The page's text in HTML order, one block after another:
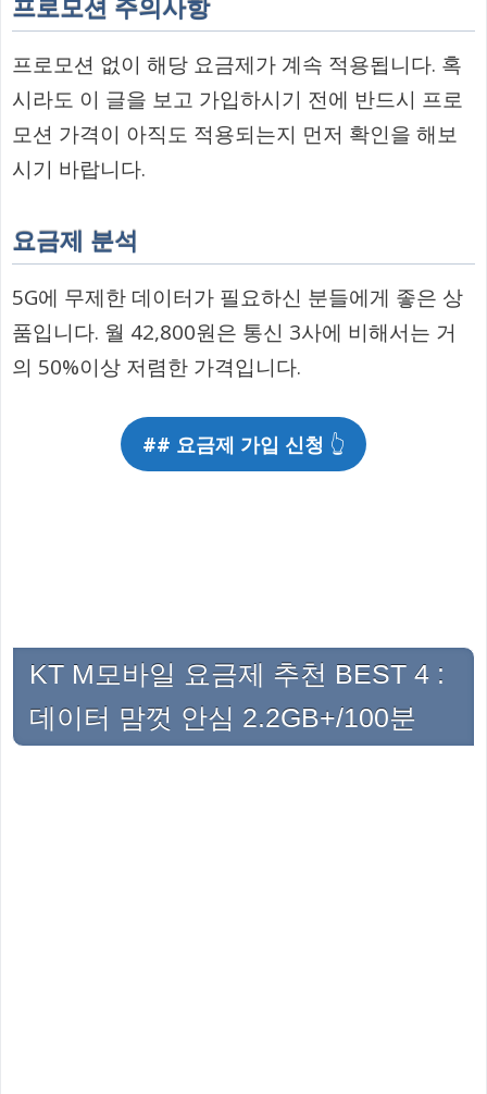
프로모션 주의사항
프로모션 없이 해당 요금제가 계속 적용됩니다. 혹
시라도 이 글을 보고 가입하시기 전에 반드시 프로
모션 가격이 아직도 적용되는지 먼저 확인을 해보
시기 바랍니다.
요금제 분석
5G에 무제한 데이터가 필요하신 분들에게 좋은 상
품입니다. 월 42,800원은 통신 3사에 비해서는 거
의 50%이상 저렴한 가격입니다.
## 요금제 가입 신청 👆
KT M모바일 요금제 추천 BEST 4 :
데이터 맘껏 안심 2.2GB+/100분